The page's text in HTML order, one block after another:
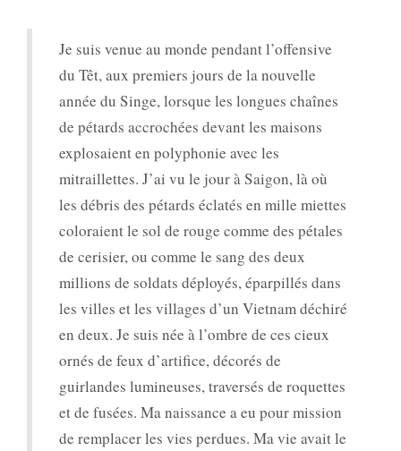
Je suis venue au monde pendant l’offensive
du Têt, aux premiers jours de la nouvelle
année du Singe, lorsque les longues chaînes
de pétards accrochées devant les maisons
explosaient en polyphonie avec les
mitraillettes. J’ai vu le jour à Saigon, là où
les débris des pétards éclatés en mille miettes
coloraient le sol de rouge comme des pétales
de cerisier, ou comme le sang des deux
millions de soldats déployés, éparpillés dans
les villes et les villages d’un Vietnam déchiré
en deux. Je suis née à l’ombre de ces cieux
ornés de feux d’artifice, décorés de
guirlandes lumineuses, traversés de roquettes
et de fusées. Ma naissance a eu pour mission
de remplacer les vies perdues. Ma vie avait le